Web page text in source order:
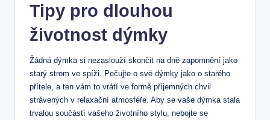
Tipy pro dlouhou
životnost dýmky
Žádná dýmka si nezaslouží skončit na dně zapomnění jako
starý strom ve spíži. Pečujte o své dýmky jako o starého
přítele, a ten vám to vrátí ve formě příjemných chvil
strávených v relaxační atmosféře. Aby se vaše dýmka stala
trvalou součástí vašeho životního stylu, nebojte se